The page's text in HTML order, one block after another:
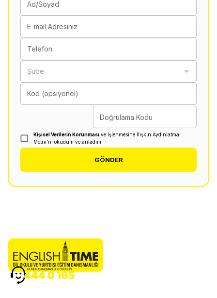
Ad/Soyad
E-mail Adresiniz
Telefon
Şube
Kod (opsiyonel)
Doğrulama Kodu
Kişisel Verilerin Korunması ve İşlenmesine İlişkin Aydınlatma
Metni'ni okudum ve anladım.
GÖNDER
HEMEN DANIŞMANLA GÖRÜŞÜN
444 0 165